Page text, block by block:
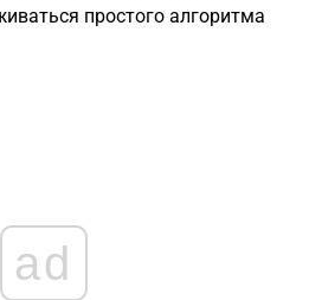
простого алгоритма
ad